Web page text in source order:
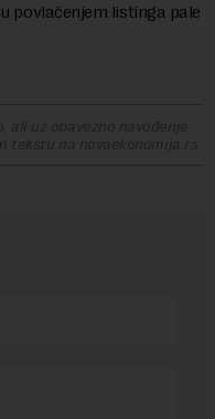
povlačenjem listinga pale
ali uz obavezno navođenje
tekstu na novaekonomija.rs